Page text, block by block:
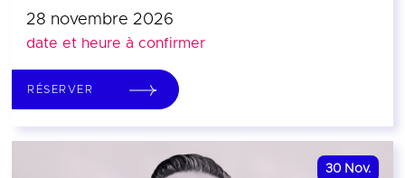
28 novembre 2026
date et heure à confirmer
RÉSERVER
30 Nov.